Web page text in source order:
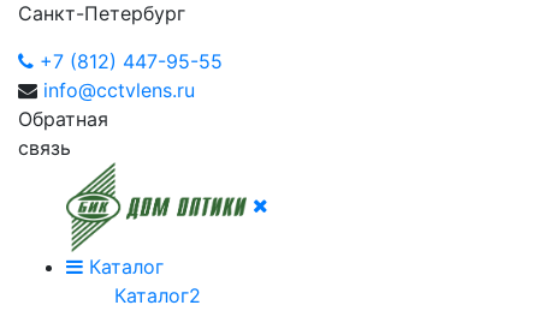
Санкт-Петербург
+7 (812) 447-95-55
info@cctvlens.ru
Обратная
связь
Каталог
Каталог2